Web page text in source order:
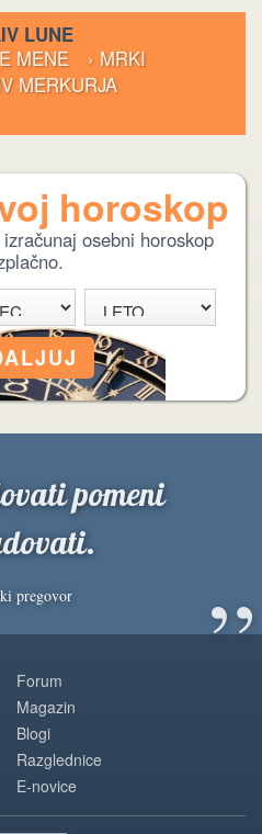
LUNE
MENE
› MRKI
MERKURJA
horoskop
osebni horoskop
pomeni
pregovor ”
Forum
Magazin
Blogi
Razglednice
E-novice